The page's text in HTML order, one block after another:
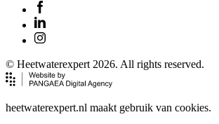
© Heetwaterexpert 2026. All rights reserved.
heetwaterexpert.nl maakt gebruik van cookies.